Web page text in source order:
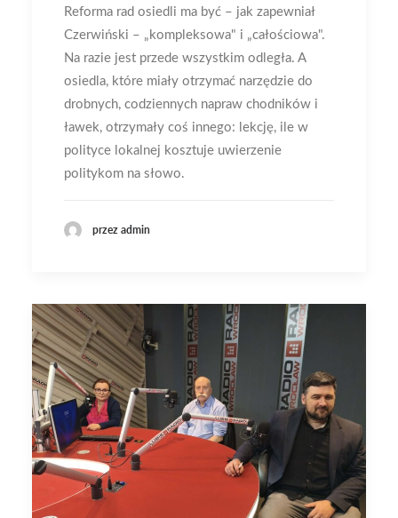
Reforma rad osiedli ma być – jak zapewniał
Czerwiński – „kompleksowa" i „całościowa".
Na razie jest przede wszystkim odległa. A
osiedla, które miały otrzymać narzędzie do
drobnych, codziennych napraw chodników i
ławek, otrzymały coś innego: lekcję, ile w
polityce lokalnej kosztuje uwierzenie
politykom na słowo.
przez admin